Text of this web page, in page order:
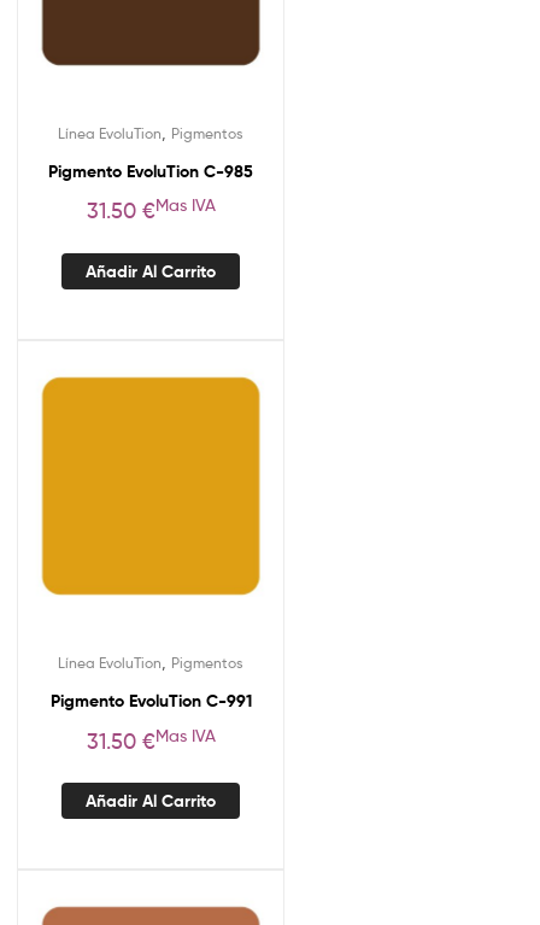
Línea EvoluTion Pigmentos
Pigmento EvoluTion C-985
31.50 €Mas IVA
Añadir Al Carrito
Línea EvoluTion Pigmentos
Pigmento EvoluTion C-991
31.50 €Mas IVA
Añadir Al Carrito